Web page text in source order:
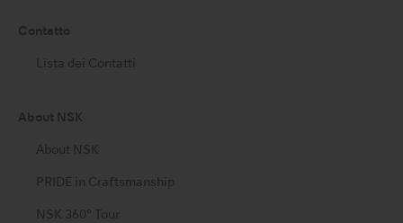
Contatto
Lista dei Contatti
About NSK
About NSK
PRIDE in Craftsmanship
NSK 360° Tour